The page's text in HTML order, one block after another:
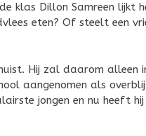
klas Dillon Samreen lijkt
eten? Of steelt een
Hij zal daarom
aangenomen als
jongen en nu heeft